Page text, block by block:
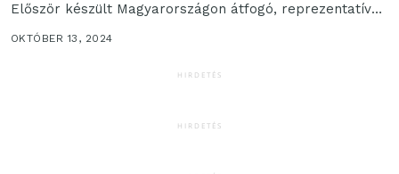
Először készült Magyarországon átfogó, reprezentatív
felmérés a rövid távú lakáskiadás megítéléséről,
hatásairól...
OKTÓBER 13, 2024
HIRDETÉS
HIRDETÉS